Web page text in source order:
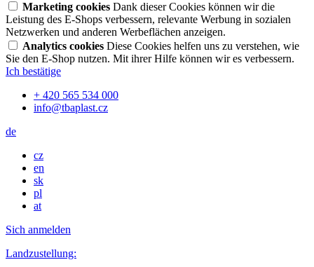
Marketing cookies Dank dieser Cookies können wir die
Leistung des E-Shops verbessern, relevante Werbung in sozialen
Netzwerken und anderen Werbeflächen anzeigen.
Analytics cookies Diese Cookies helfen uns zu verstehen, wie
Sie den E-Shop nutzen. Mit ihrer Hilfe können wir es verbessern.
Ich bestätige
+ 420 565 534 000
info@tbaplast.cz
de
cz
en
sk
pl
at
Sich anmelden
Landzustellung: